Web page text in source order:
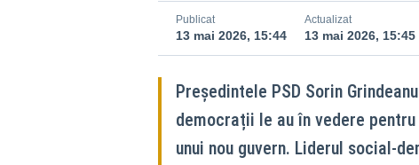
Publicat
13 mai 2026, 15:44
Actualizat
13 mai 2026, 15:45
Președintele PSD Sorin
democrații le au în vedere
unui nou guvern. Liderul social-